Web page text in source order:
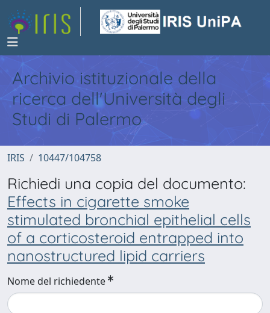
Archivio istituzionale della
ricerca dell'Università degli
Studi di Palermo
IRIS 10447/104758
Richiedi una copia del documento:
Effects in cigarette smoke
stimulated bronchial epithelial cells
of a corticosteroid entrapped into
nanostructured lipid carriers
Nome del richiedente